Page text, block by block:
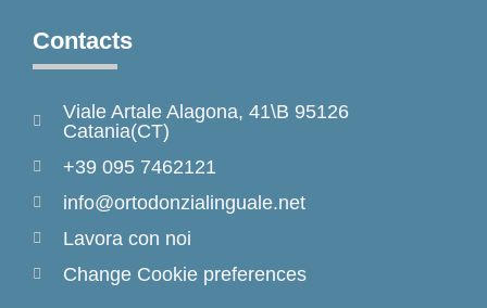
Contacts
Viale Artale Alagona, 41\B 95126
Catania(CT)
+39 095 7462121
info@ortodonzialinguale.net
Lavora con noi
Change Cookie preferences